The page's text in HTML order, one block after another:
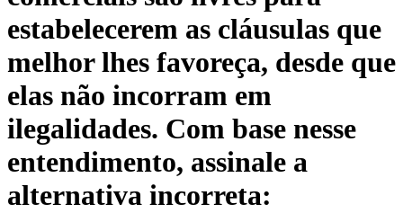
estabelecerem as cláusulas que
melhor lhes favoreça, desde que
elas não incorram em
ilegalidades. Com base nesse
entendimento, assinale a
alternativa incorreta: